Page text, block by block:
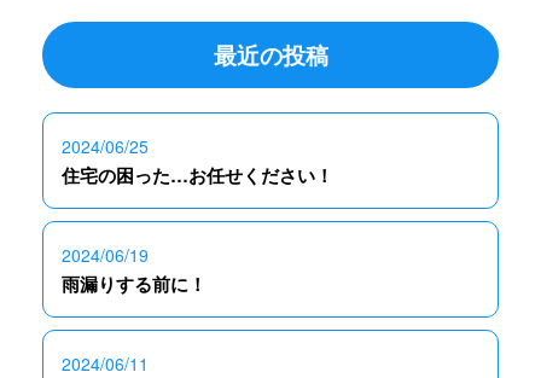
最近の投稿
2024/06/25
住宅の困った…お任せください！
2024/06/19
雨漏りする前に！
2024/06/11